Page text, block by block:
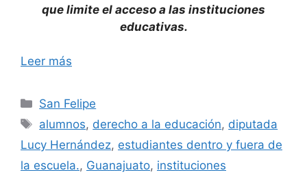
que limite el acceso a las instituciones
educativas.
Leer más
Categorías
San Felipe
Etiquetas
alumnos, derecho a la educación, diputada
Lucy Hernández, estudiantes dentro y fuera de
la escuela., Guanajuato, instituciones